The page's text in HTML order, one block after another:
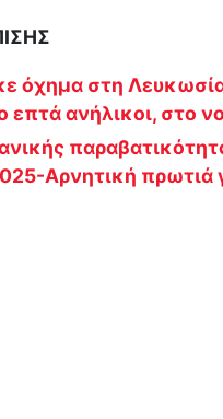
όχημα στη
επτά ανήλικοι, στο
Αρνητική πρωτιά